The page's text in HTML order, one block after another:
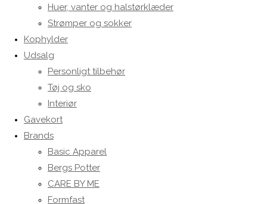
Huer, vanter og halstørklæder
Strømper og sokker
Kophylder
Udsalg
Personligt tilbehør
Tøj og sko
Interiør
Gavekort
Brands
Basic Apparel
Bergs Potter
CARE BY ME
Formfast